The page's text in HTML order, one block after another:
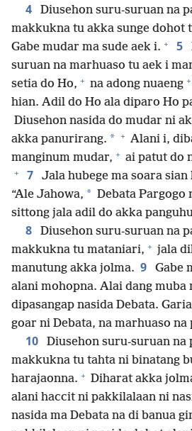
4
Diusehon suru-suruan na
makkukna tu akka sunge dohot
Gabe mudar ma sude aek i. + 5
suruan na marhuaso tu aek i
setia do Ho, + na adong nuaeng +
hian. Adil do Ho ala diparo Ho
Diusehon nasida do mudar ni
akka panurirang. * + Alani i,
manginum mudar, + ai patut do
+ 7
Jala hubege ma soara
“Ale Jahowa, * Debata Pargogo
sittong jala adil do akka
8
Diusehon suru-suruan na
makkukna tu mataniari, + jala
manutung akka jolma. 9
Gabe
alani mohopna. Alai dang muba
dipasangap nasida Debata.
goar ni Debata, na marhuaso
10
Diusehon suru-suruan na
makkukna tu tahta ni binatang
harajaonna. + Diharat akka
alani haccit ni pakkilalaan ni
nasida ma Debata na di banua